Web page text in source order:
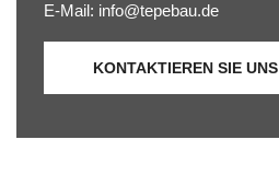
E-Mail: info@tepebau.de
KONTAKTIEREN SIE UNS